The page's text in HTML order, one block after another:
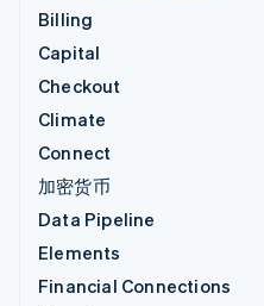
Billing
Capital
Checkout
Climate
Connect
加密货币
Data Pipeline
Elements
Financial Connections